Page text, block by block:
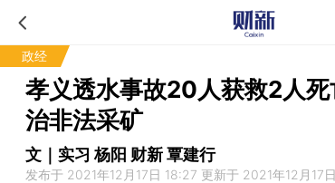
政经
孝义透水事故20人获救2人
治非法采矿
文｜实习 杨阳 财新 覃建行
发布于 2021年12月17日 18:27 更新于 2021年12月17